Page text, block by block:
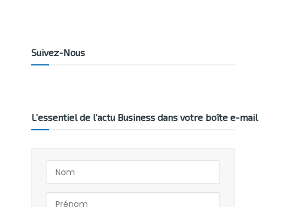
Suivez-Nous
L’essentiel de l’actu Business dans votre boîte e-mail